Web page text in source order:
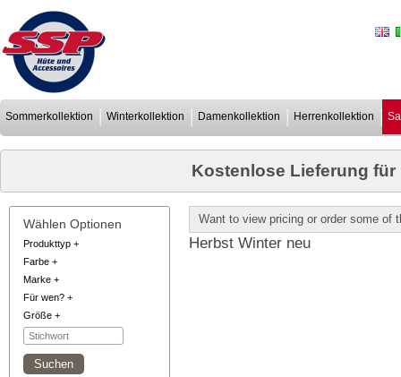
Sommerkollektion Winterkollektion Damenkollektion Herrenkollektion
Kostenlose Lieferung für
Wählen Optionen
Produkttyp +
Farbe +
Marke +
Für wen? +
Größe +
Want to view pricing or order some of
Herbst Winter neu